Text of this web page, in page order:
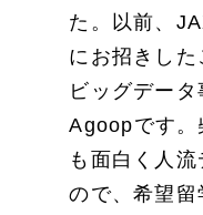
た。以前、
にお招きした
ビッグデー
Agoopです。
も面白く人
ので、希望